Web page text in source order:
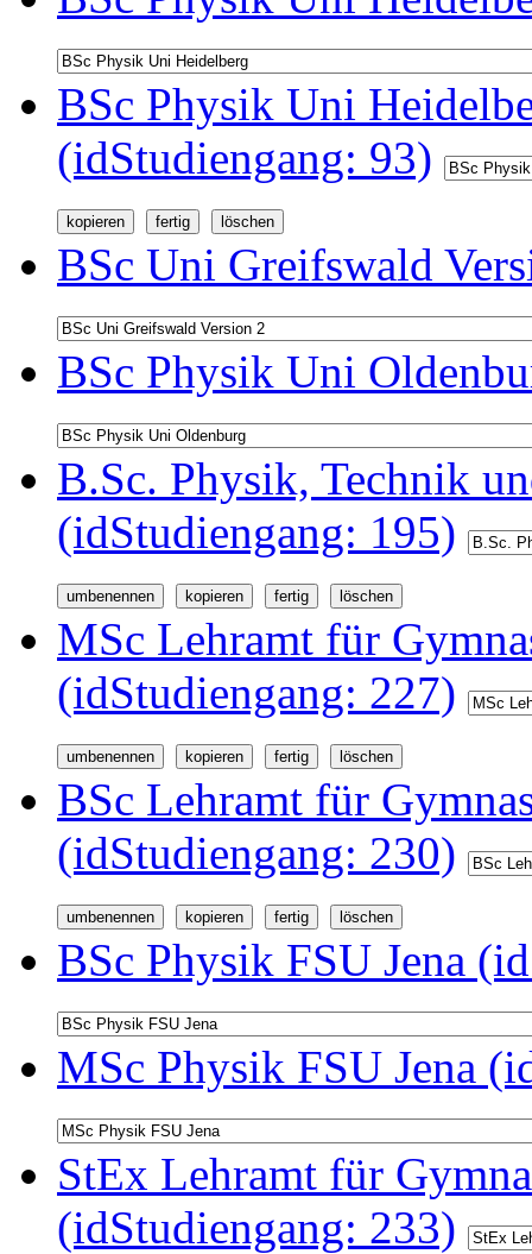
BSc Physik Uni
(idStudiengang: 93)
BSc Uni Greifswald
BSc Physik Uni
B.Sc. Physik, Technik
(idStudiengang: 195)
MSc Lehramt für
(idStudiengang: 227)
BSc Lehramt für
(idStudiengang: 230)
BSc Physik FSU Jena
MSc Physik FSU Jena
StEx Lehramt für
(idStudiengang: 233)